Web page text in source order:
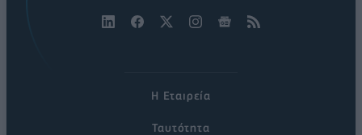
Η Εταιρεία
Ταυτότητα